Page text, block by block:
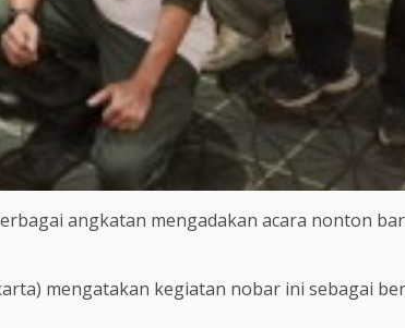
angkatan mengadakan acara nonton
mengatakan kegiatan nobar ini sebagai